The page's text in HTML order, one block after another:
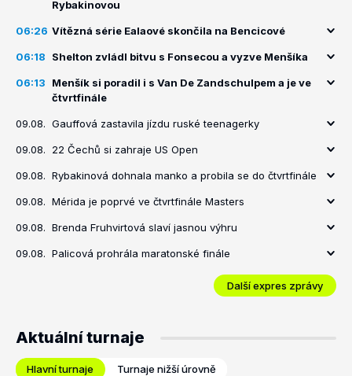
Rybakinovou
06:26 Vítězná série Ealaové skončila na Bencicové
06:18 Shelton zvládl bitvu s Fonsecou a vyzve Menšíka
06:13
Menšík si poradil i s Van De Zandschulpem a je ve
čtvrtfinále
09.08. Gauffová zastavila jízdu ruské teenagerky
09.08. 22 Čechů si zahraje US Open
09.08. Rybakinová dohnala manko a probila se do čtvrtfinále
09.08. Mérida je poprvé ve čtvrtfinále Masters
09.08. Brenda Fruhvirtová slaví jasnou výhru
09.08. Palicová prohrála maratonské finále
Další expres zprávy
Aktuální turnaje
Hlavní turnaje Turnaje nižší úrovně